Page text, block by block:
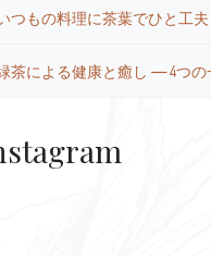
つもの料理に茶葉でひと工夫
茶による健康と癒し ― 4つ